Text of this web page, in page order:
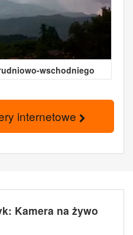
wschodniego
internetowe
Kamera na żywo